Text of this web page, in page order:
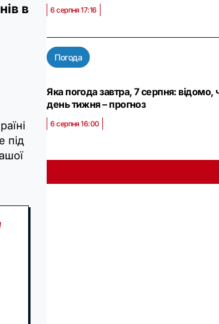
в
під
6 серпня 17:16
Погода
Яка погода завтра, 7 серпня: відомо,
день тижня – прогноз
6 серпня 16:00